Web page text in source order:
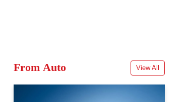
From Auto View All